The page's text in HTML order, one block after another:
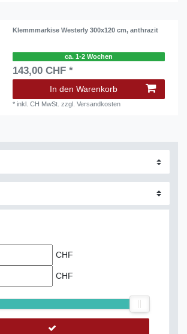
Klemmmarkise Westerly 300x120 cm, anthrazit
ca. 1-2 Wochen
143,00 CHF *
In den Warenkorb
*inkl. CH MwSt. zzgl.Versandkosten
CHF
CHF